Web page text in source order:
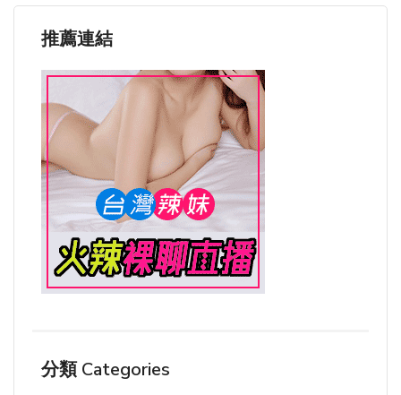
推薦連結
分類 Categories